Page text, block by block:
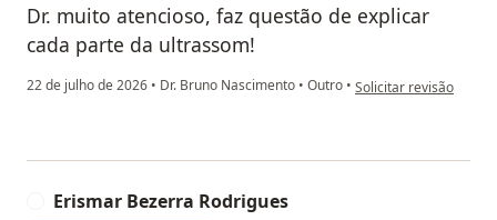
Dr. muito atencioso, faz questão de explicar
cada parte da ultrassom!
22 de julho de 2026 • Dr. Bruno Nascimento • Outro • na opinião do
Solicitar revisão
Erismar Bezerra Rodrigues